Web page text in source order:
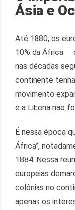
Ásia e
Até 1880, os
10% da África —
nas décadas
continente
movimento
e a Libéria não
É nessa época
África”,
1884. Nessa
europeias
colônias no
apenas os